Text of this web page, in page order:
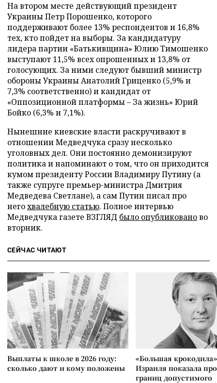
На втором месте действующий президент
Украины Петр Порошенко, которого
поддерживают более 13% респондентов и 16,8%
тех, кто пойдет на выборы. За кандидатуру
лидера партии «Батькивщина» Юлию Тимошенко
выступают 11,5% всех опрошенных и 13,8% от
голосующих. За ними следуют бывший министр
обороны Украины Анатолий Гриценко (5,9% и
7,3% соответственно) и кандидат от
«Оппозиционной платформы – За жизнь» Юрий
Бойко (6,3% и 7,1%).
Нынешние киевские власти раскручивают в
отношении Медведчука сразу несколько
уголовных дел. Они постоянно демонизируют
политика и напоминают о том, что он приходится
кумом президенту России Владимиру Путину (а
также супруге премьер-министра Дмитрия
Медведева Светлане), а сам Путин писал про
негохвалебную статью. Полное интервью
Медведчука газете ВЗГЛЯД было опубликованово
вторник.
СЕЙЧАС ЧИТАЮТ
Выплаты к школе в 2026 году:
сколько дают и кому положены
«Большая
Израиля показала
границ допустимого